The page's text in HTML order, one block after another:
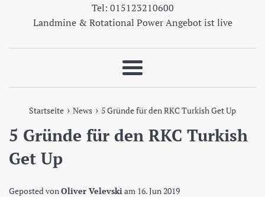
Tel: 015123210600
Landmine & Rotational Power Angebot ist live
Menü
Startseite › News › 5 Gründe für den RKC Turkish Get Up
5 Gründe für den RKC Turkish
Get Up
Geposted vonOliver Velevskiam 16. Jun 2019